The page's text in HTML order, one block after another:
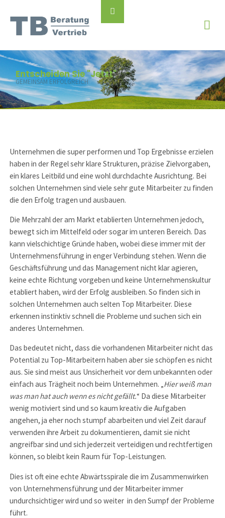
Entscheiden Sie "Jetzt"
GEMEINSAM ERFOLGREICH
Unternehmen die super performen und Top Ergebnisse erzielen
haben in der Regel sehr klare Strukturen, präzise Zielvorgaben,
ein klares Leitbild und eine wohl durchdachte Ausrichtung. Bei
solchen Unternehmen sind viele sehr gute Mitarbeiter zu finden
die den Erfolg tragen und ausbauen.
Die Mehrzahl der am Markt etablierten Unternehmen jedoch,
bewegt sich im Mittelfeld oder sogar im unteren Bereich. Das
kann vielschichtige Gründe haben, wobei diese immer mit der
Unternehmensführung in enger Verbindung stehen. Wenn die
Geschäftsführung und das Management nicht klar agieren,
keine echte Richtung vorgeben und keine Unternehmenskultur
etabliert haben, wird der Erfolg ausbleiben. So finden sich in
solchen Unternehmen auch selten Top Mitarbeiter. Diese
erkennen instinktiv schnell die Probleme und suchen sich ein
anderes Unternehmen.
Das bedeutet nicht, dass die vorhandenen Mitarbeiter nicht das
Potential zu Top-Mitarbeitern haben aber sie schöpfen es nicht
aus. Sie sind meist aus Unsicherheit vor dem unbekannten oder
einfach aus Trägheit noch beim Unternehmen. „Hier weiß man
was man hat auch wenn es nicht gefällt.“ Da diese Mitarbeiter
wenig motiviert sind und so kaum kreativ die Aufgaben
angehen, ja eher noch stumpf abarbeiten und viel Zeit darauf
verwenden ihre Arbeit zu dokumentieren, damit sie nicht
angreifbar sind und sich jederzeit verteidigen und rechtfertigen
können, so bleibt kein Raum für Top-Leistungen.
Dies ist oft eine echte Abwärtsspirale die im Zusammenwirken
von Unternehmensführung und der Mitarbeiter immer
undurchsichtiger wird und so weiter in den Sumpf der Probleme
führt.
Back